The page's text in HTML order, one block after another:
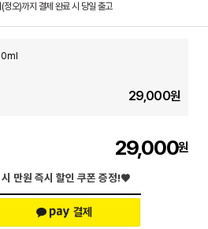
정오)까지 결제 완료 시 당일 출고
29,000원
29,000
만원 즉시 할인 쿠폰 증정!♥